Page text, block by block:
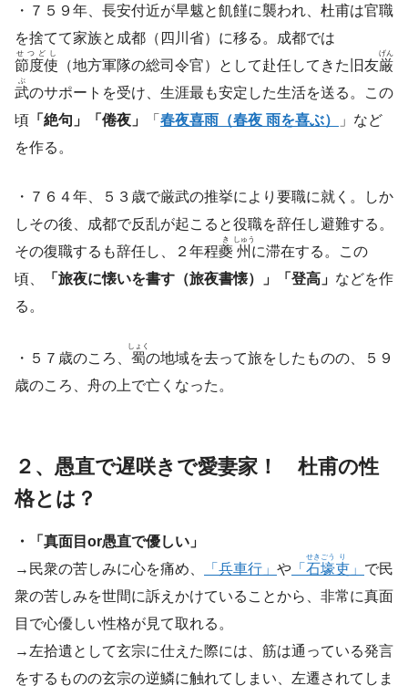
・７５９年、長安付近が旱魃と飢饉に襲われ、杜甫は官職
を捨てて家族と成都（四川省）に移る。成都では
節度使
せつどし
（地方軍隊の総司令官）として赴任してきた旧友厳
げん
武
ぶ
のサポートを受け、生涯最も安定した生活を送る。この
頃 「絶句」「倦夜」 「 春夜喜雨（春夜 雨を喜ぶ）
」など
を作る。
・７６４年、５３歳で厳武の推挙により要職に就く。しか
しその後、成都で反乱が起こると役職を辞任し避難する。
その復職するも辞任し、２年程夔
き
州
しゅう
に滞在する。この
頃、
「旅夜に懐いを書す（旅夜書懐）」「登高」 などを作
る。
・５７歳のころ、 蜀
しょく
の地域を去って旅をしたものの、５９
歳のころ、舟の上で亡くなった。
２、愚直で遅咲きで愛妻家！ 杜甫の性
格とは？
・「真面目or愚直で優しい」
→民衆の苦しみに心を痛め、
「兵車行」 や 「 石
せき
壕
ごう
吏
り
」 で民
衆の苦しみを世間に訴えかけていることから、非常に真面
目で心優しい性格が見て取れる。
→左拾遺として玄宗に仕えた際には、筋は通っている発言
をするものの玄宗の逆鱗に触れてしまい、左遷されてしま